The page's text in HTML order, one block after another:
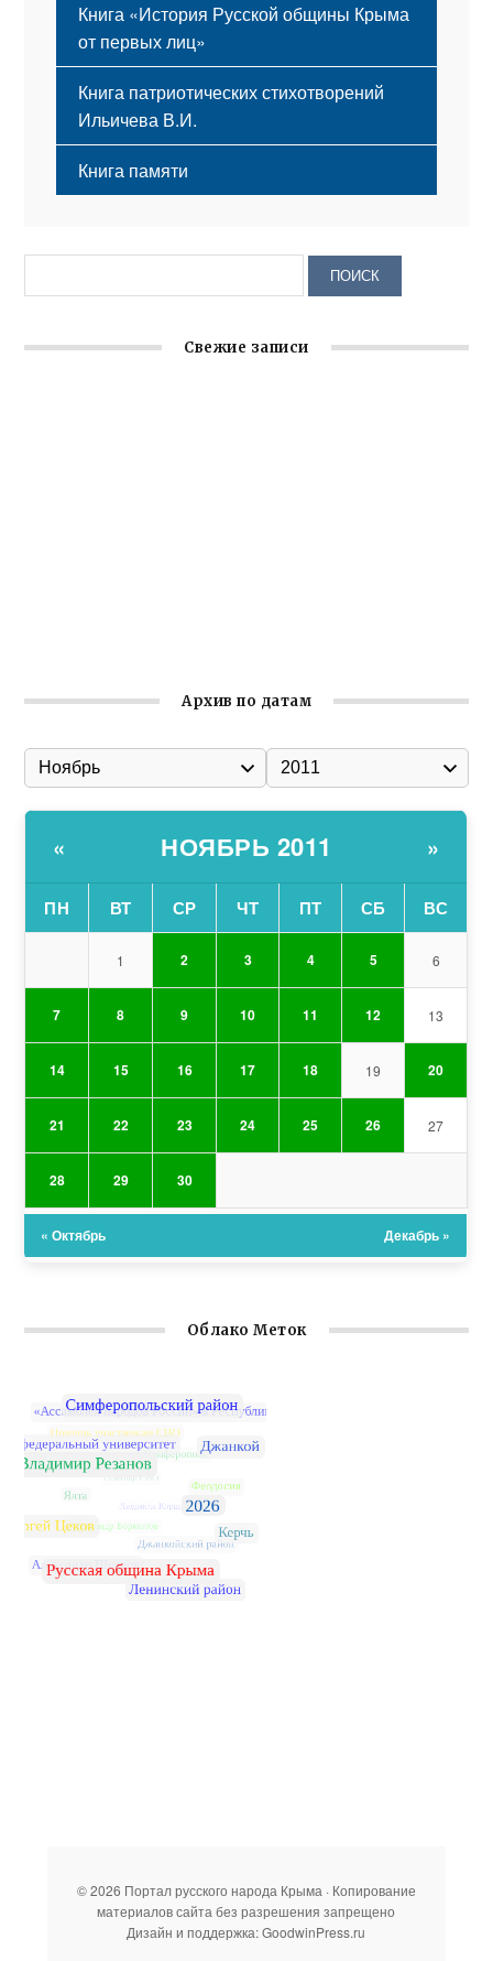
Книга «История Русской общины Крыма
от первых лиц»
Книга патриотических стихотворений
Ильичева В.И.
Книга памяти
Свежие записи
Архив по датам
« НОЯБРЬ 2011 »
ПН ВТ СР ЧТ ПТ СБ ВС
1 2 3 4 5 6
7 8 9 10 11 12 13
14 15 16 17 18 19 20
21 22 23 24 25 26 27
28 29 30
« Октябрь Декабрь »
Облако Меток
© 2026 Портал русского народа Крыма · Копирование
материалов сайта без разрешения запрещено
Дизайн и поддержка: GoodwinPress.ru